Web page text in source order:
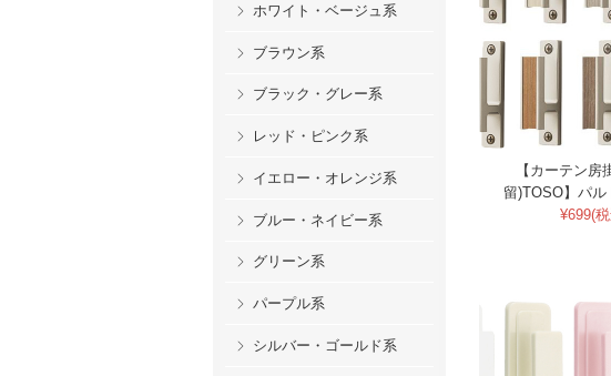
【カーテン房
留)TOSO】パル
¥699(
ホワイト・ベージュ系
ブラウン系
ブラック・グレー系
レッド・ピンク系
イエロー・オレンジ系
ブルー・ネイビー系
グリーン系
パープル系
シルバー・ゴールド系